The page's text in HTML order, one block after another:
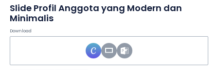
Slide Profil Anggota yang Modern dan
Minimalis
Download